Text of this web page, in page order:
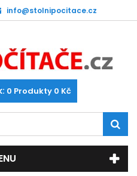
info@stolnipocitace.cz
0 Produkty 0 Kč